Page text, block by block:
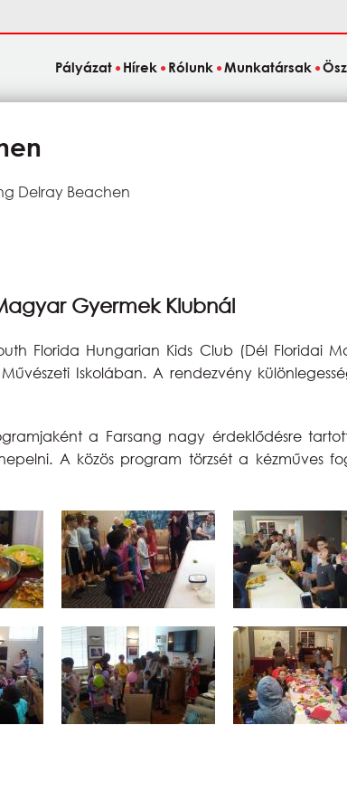
Pályázat Hírek Rólunk Munkatársak
Delray Beachen
Gyermek Klubnál
Florida Hungarian Kids Club (Dél Floridai
Iskolában. A rendezvény
a Farsang nagy érdeklődésre
A közös program törzsét a kézműves